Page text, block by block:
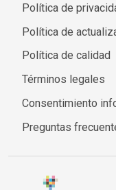
Política de
Política de
Política de calidad
Términos legales
Consentimiento
Preguntas